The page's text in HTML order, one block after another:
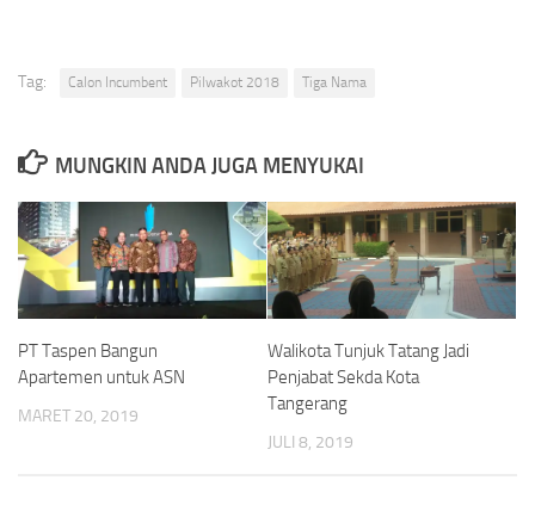
Tag: Calon Incumbent Pilwakot 2018 Tiga Nama
MUNGKIN ANDA JUGA MENYUKAI
PT Taspen Bangun
Apartemen untuk ASN
MARET 20, 2019
Walikota Tunjuk Tatang Jadi
Penjabat Sekda Kota
Tangerang
JULI 8, 2019